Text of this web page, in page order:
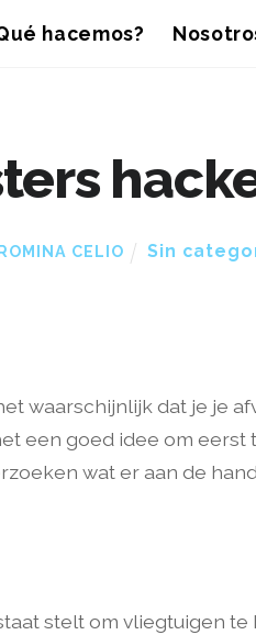
hacemos?
ROMINA CELIO Sin
waarschijnlijk dat je je
een goed idee om
wat er aan de
stelt om vliegtuigen